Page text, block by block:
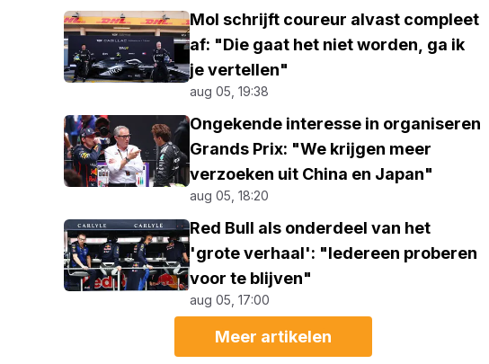
Mol schrijft coureur alvast compleet
af: "Die gaat het niet worden, ga ik
je vertellen"
aug 05, 19:38
Ongekende interesse in organiseren
Grands Prix: "We krijgen meer
verzoeken uit China en Japan"
aug 05, 18:20
Red Bull als onderdeel van het
'grote verhaal': "Iedereen proberen
voor te blijven"
aug 05, 17:00
Meer artikelen